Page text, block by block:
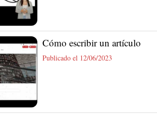
Cómo escribir un artículo
Publicado el 12/06/2023